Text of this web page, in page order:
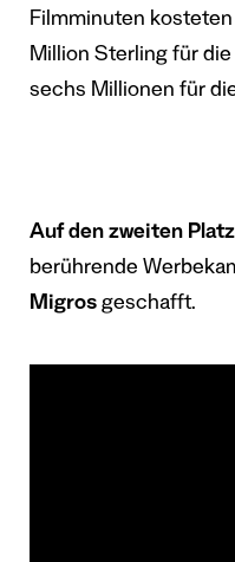
Filmminuten
Million Sterling für
sechs Millionen für
Auf den zweiten Platz
berührende
Migros geschafft.